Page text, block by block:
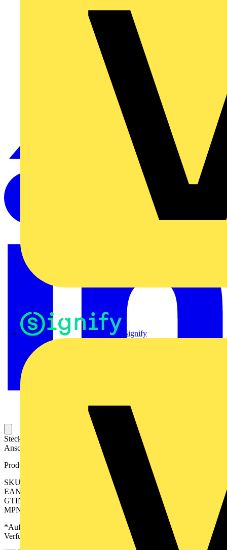
Signify
Steckbarer Leiterplatten-Anschluss mit innovativer
Anschlusstechnologie für eine sichere und intuitive Handhabung.
Produktkennzeichen
SKU: 2648060000
EAN: 04050118638912
GTIN: 04050118638912
MPN: CPS 5.08/14/180F SN GN BX
*Auf Anfrage verfügbar - bitte in den Warenkorb legen, um
Verfügbarkeit zu prüfen